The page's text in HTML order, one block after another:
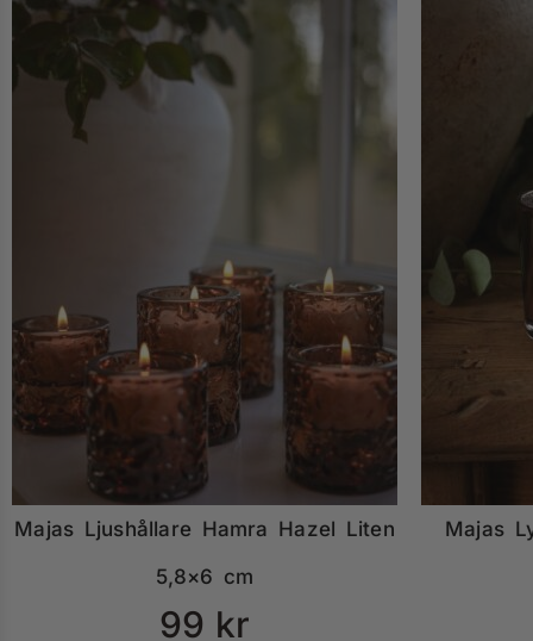
Majas Ljushållare Hamra Hazel Liten
5,8×6 cm
99 kr
Majas